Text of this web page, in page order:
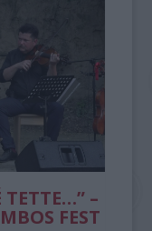
TETTE…” –
FEST